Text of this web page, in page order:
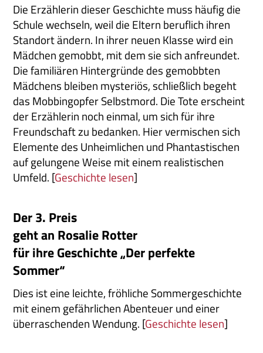
Die Erzählerin dieser Geschichte muss häufig die
Schule wechseln, weil die Eltern beruflich ihren
Standort ändern. In ihrer neuen Klasse wird ein
Mädchen gemobbt, mit dem sie sich anfreundet.
Die familiären Hintergründe des gemobbten
Mädchens bleiben mysteriös, schließlich begeht
das Mobbingopfer Selbstmord. Die Tote erscheint
der Erzählerin noch einmal, um sich für ihre
Freundschaft zu bedanken. Hier vermischen sich
Elemente des Unheimlichen und Phantastischen
auf gelungene Weise mit einem realistischen
Umfeld. [Geschichte lesen]
Der 3. Preis
geht an Rosalie Rotter
für ihre Geschichte „Der perfekte
Sommer“
Dies ist eine leichte, fröhliche Sommergeschichte
mit einem gefährlichen Abenteuer und einer
überraschenden Wendung. [Geschichte lesen]